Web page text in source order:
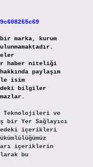
marka, kurum
haber niteliği
paylaşım
isim
bilgiler
Teknolojileri ve
bir Yer Sağlayıcı
içerikleri
içeriklerin
bu